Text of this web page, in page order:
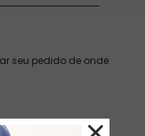
seu pedido de onde
a gente, não se